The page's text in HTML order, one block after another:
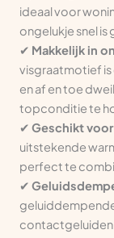
ideaal voor
ongelukje snel is
✔ Makkelijk in
visgraatmotief
en af en toe
topconditie te
✔ Geschikt
uitstekende
perfect te
✔
contactgeluiden